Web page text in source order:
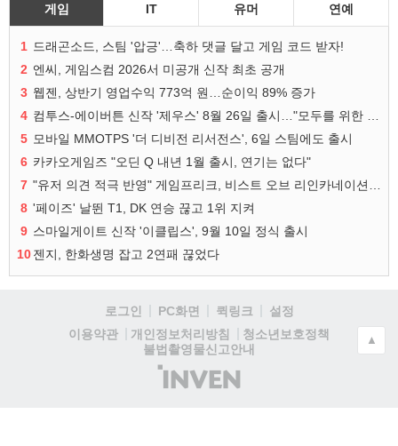
게임 IT 유머 연예
1 드래곤소드, 스팀 '압긍'…축하 댓글 달고 게임 코드 받자!
2 엔씨, 게임스컴 2026서 미공개 신작 최초 공개
3 웹젠, 상반기 영업수익 773억 원…순이익 89% 증가
4
5 모바일 MMOTPS '더 디비전 리서전스', 6일 스팀에도 출시
6 카카오게임즈 "오딘 Q 내년 1월 출시, 연기는 없다"
7
8 '페이즈' 날뛴 T1, DK 연승 끊고 1위 지켜
9 스마일게이트 신작 '이클립스', 9월 10일 정식 출시
10젠지, 한화생명 잡고 2연패 끊었다
로그인 PC화면 퀵링크
설정
이용약관
개인정보처리방침
청소년보호정책
불법촬영물신고안내
(주)
인
▲